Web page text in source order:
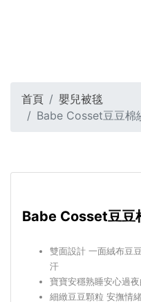
首頁
嬰兒被毯
Babe Cosset豆豆棉
Babe Cosset豆豆
雙面設計 一面絨布豆
汗
寶寶安穩熟睡安心過
細緻豆豆顆粒 安撫情